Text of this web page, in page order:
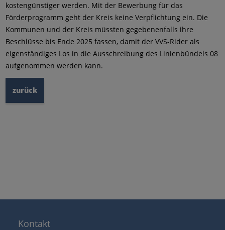
kostengünstiger werden. Mit der Bewerbung für das
Förderprogramm geht der Kreis keine Verpflichtung ein. Die
Kommunen und der Kreis müssten gegebenenfalls ihre
Beschlüsse bis Ende 2025 fassen, damit der VVS-Rider als
eigenständiges Los in die Ausschreibung des Linienbündels 08
aufgenommen werden kann.
zurück
Kontakt